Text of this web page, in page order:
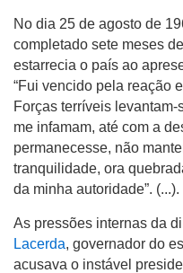
No dia 25 de agosto de
completado sete meses
estarrecia o país ao
“Fui vencido pela reação
Forças terríveis
me infamam, até com a
permanecesse, não
tranquilidade, ora
da minha autoridade”. (...).
As pressões internas da
Lacerda, governador do
acusava o instável